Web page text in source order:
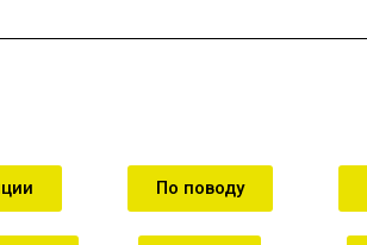
По поводу